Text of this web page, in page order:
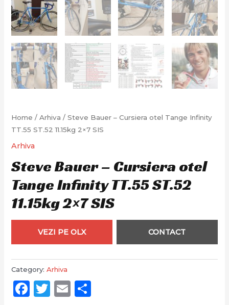
Home /Arhiva / Steve Bauer – Cursiera otel Tange Infinity
TT.55 ST.52 11.15kg 2×7 SIS
Arhiva
Steve Bauer – Cursiera otel
Tange Infinity TT.55 ST.52
11.15kg 2×7 SIS
VEZI PE OLX CONTACT
Category:Arhiva
Facebook
Twitter
Email